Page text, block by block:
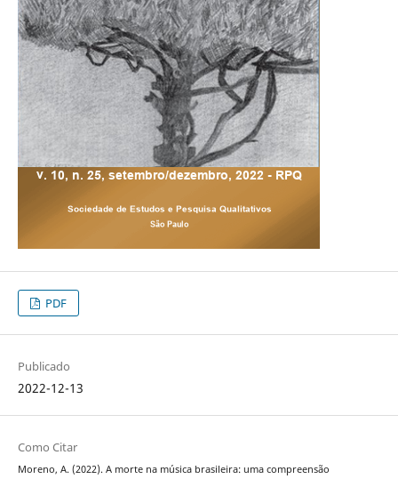
PDF
Publicado
2022-12-13
Como Citar
Moreno, A. (2022). A morte na música brasileira: uma compreensão